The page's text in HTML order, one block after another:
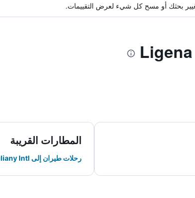
بحثك أو مسح كل شيء لعرض التقييمات.
المطارات القريبة
رحلات طيران إلى Zhuliany Intl